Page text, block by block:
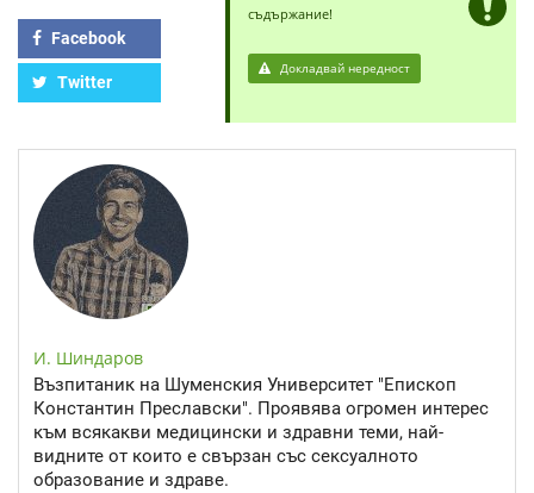
Facebook
Twitter
съдържание!
Докладвай нередност
И. Шиндаров
Възпитаник на Шуменския Университет "Епископ
Константин Преславски". Проявява огромен интерес
към всякакви медицински и здравни теми, най-
видните от които е свързан със сексуалното
образование и здраве.